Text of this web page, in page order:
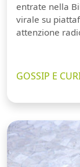
entrate nella
virale su
attenzione
GOSSIP E